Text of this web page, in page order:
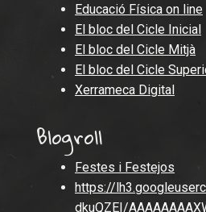
Educació Física on line
El bloc del Cicle Inicial
El bloc del Cicle Mitjà
El bloc del Cicle
Xerrameca Digital
Blogroll
Festes i Festejos
https://
dkuQZEI/